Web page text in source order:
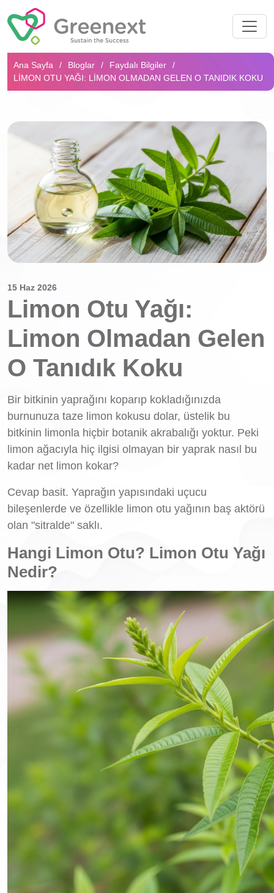
Arama...
Ana Sayfa Bloglar
Faydalı Bilgiler
LIMON OTU YAĞI: LIMON OLMADAN GELEN O TANIDIK KOKU
15 Haz 2026
Limon Otu Yağı:
Limon Olmadan Gelen
O Tanıdık Koku
Bir bitkinin yaprağını koparıp kokladığınızda
burnunuza taze limon kokusu dolar, üstelik bu
bitkinin limonla hiçbir botanik akrabalığı yoktur. Peki
limon ağacıyla hiç ilgisi olmayan bir yaprak nasıl bu
kadar net limon kokar?
Cevap basit. Yaprağın yapısındaki uçucu
bileşenlerde ve özellikle limon otu yağının baş aktörü
olan "sitralde" saklı.
Hangi Limon Otu? Limon Otu Yağı
Nedir?